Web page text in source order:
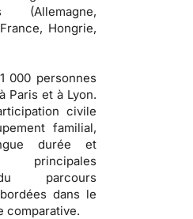
(Allemagne,
Hongrie,
000 personnes
Paris et à Lyon.
civile
familial,
durée et
principales
parcours
dans le
comparative.